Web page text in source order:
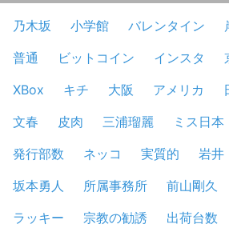
乃木坂 小学館 バレンタイン
普通
ビットコイン インスタ
XBox
キチ 大阪 アメリカ
文春
皮肉 三浦瑠麗 ミス日本
発行部数
ネッコ 実質的 岩井
坂本勇人
所属事務所 前山剛久
ラッキー
宗教の勧誘 出荷台数